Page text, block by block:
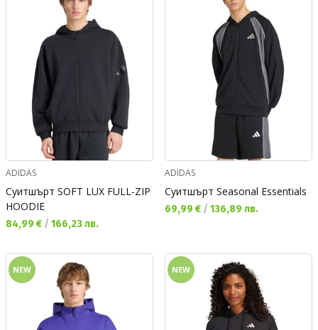
ADIDAS
Суитшърт SOFT LUX FULL-ZIP
HOODIE
Текуща цена:
84,99 € / 166,23 лв.
ADIDAS
Суитшърт Seasonal Essentials
Текуща цена:
69,99 € / 136,89 лв.
NEW NEW